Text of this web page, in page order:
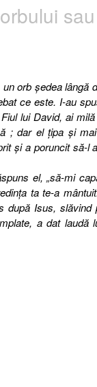
sau
orb şedea lângă
ce este. I-au
lui David, ai
; dar el ţipa şi
şi a poruncit să-l
el, „să-mi
ta te-a
după Isus, slăvind
a dat laudă